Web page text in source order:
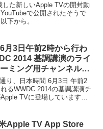
した新しいApple TVの開封動
で公開されたそうで
下から。
月3日午前2時から行わ
2014 基調講演のライ
ミング用チャンネルが
登場。
り、日本時間 6月3日 午前2
るWWDC 2014の基調講演チ
TVに登場しています。
Apple TV App Store